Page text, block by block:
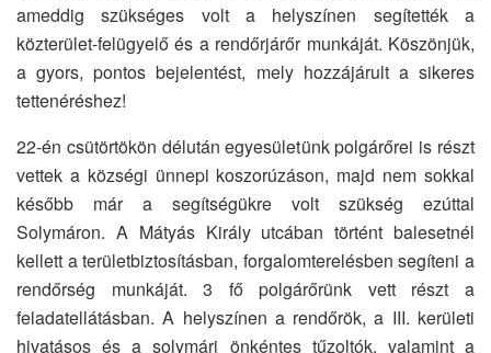
ameddig szükséges volt a helyszínen segítették a
közterület-felügyelő és a rendőrjárőr munkáját. Köszönjük,
a gyors, pontos bejelentést, mely hozzájárult a sikeres
tettenéréshez!
22-én csütörtökön délután egyesületünk polgárőrei is részt
vettek a községi ünnepi koszorúzáson, majd nem sokkal
később már a segítségükre volt szükség ezúttal
Solymáron. A Mátyás Király utcában történt balesetnél
kellett a területbiztosításban, forgalomterelésben segíteni a
rendőrség munkáját. 3 fő polgárőrünk vett részt a
feladatellátásban. A helyszínen a rendőrök, a III. kerületi
hivatásos és a solymári önkéntes tűzoltók, valamint a